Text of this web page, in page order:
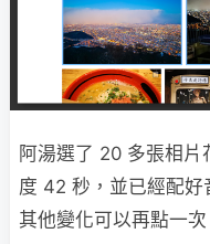
阿湯選了 20 多張相
度 42 秒，並已經配好
其他變化可以再點一次